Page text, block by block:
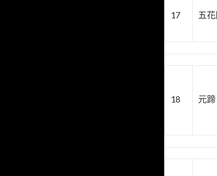
17 五
18 元蹄